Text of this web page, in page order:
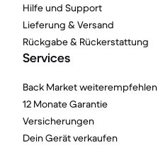
Hilfe und Support
Lieferung & Versand
Rückgabe & Rückerstattung
Services
Back Market weiterempfehlen
12 Monate Garantie
Versicherungen
Dein Gerät verkaufen